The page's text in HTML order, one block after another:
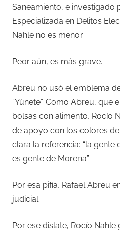
Saneamiento, e investigado
Especializada en Delitos
Nahle no es menor.
Peor aún, es más grave.
Abreu no usó el emblema
“Yúnete”. Como Abreu, que
bolsas con alimento, Rocío
de apoyo con los colores de
clara la referencia: “la
es gente de Morena”.
Por esa pifia, Rafael Abreu
judicial.
Por ese dislate, Rocío